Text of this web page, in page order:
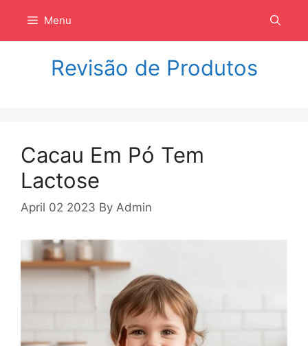
isi
Menu
Revisão de Produtos
Cacau Em Pó Tem
Lactose
April 02 2023 By Admin